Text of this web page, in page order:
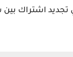
تجديد اشتراك